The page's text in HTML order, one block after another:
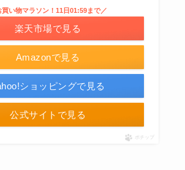
Amazonで見る
買い物マラソン！11日01:59まで／
楽天市場で見る
ショッピングで見る
公式サイトで見る
ポチップ